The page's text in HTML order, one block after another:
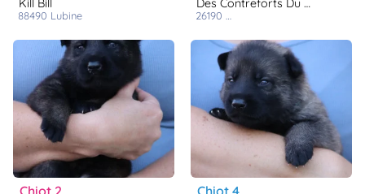
Kill Bill
88490 lubine
Des Contreforts Du Vercors
26190